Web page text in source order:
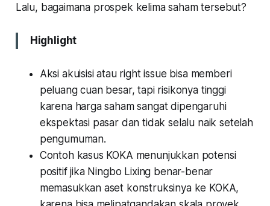
Lalu, bagaimana prospek kelima saham tersebut?
Highlight
Aksi akuisisi atau right issue bisa memberi
peluang cuan besar, tapi risikonya tinggi
karena harga saham sangat dipengaruhi
ekspektasi pasar dan tidak selalu naik setelah
pengumuman.
Contoh kasus KOKA menunjukkan potensi
positif jika Ningbo Lixing benar-benar
memasukkan aset konstruksinya ke KOKA,